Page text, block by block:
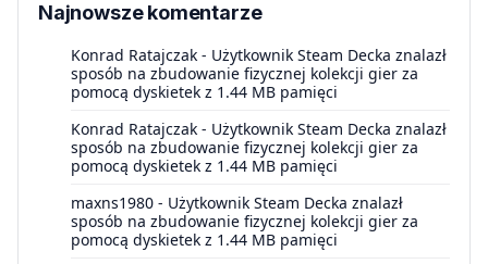
Najnowsze komentarze
Konrad Ratajczak - Użytkownik Steam Decka znalazł
sposób na zbudowanie fizycznej kolekcji gier za
pomocą dyskietek z 1.44 MB pamięci
Konrad Ratajczak - Użytkownik Steam Decka znalazł
sposób na zbudowanie fizycznej kolekcji gier za
pomocą dyskietek z 1.44 MB pamięci
maxns1980 - Użytkownik Steam Decka znalazł
sposób na zbudowanie fizycznej kolekcji gier za
pomocą dyskietek z 1.44 MB pamięci